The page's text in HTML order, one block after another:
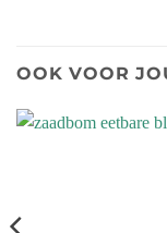
OOK VOOR